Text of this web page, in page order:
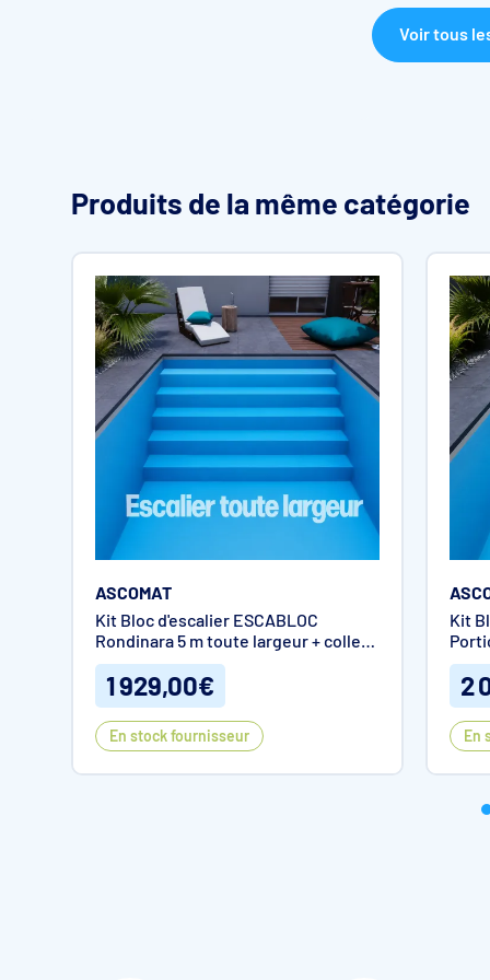
L’escalier sera réalisé avant la pose de l’étanchéité, un
protège l’arête de l’escalier si l’étanchéité est assurée par un
Caractéristiques duKitBloc d'escalier ESCABLOC
Voir tous
Produits de la même catégorie
ASCOMAT
Kit Bloc d'escalier ESCABLOC
Rondinara 5 m toute largeur + colle
SOPRO incluse
1 929,00€
En stock fournisseur
Kit
colle
2
En